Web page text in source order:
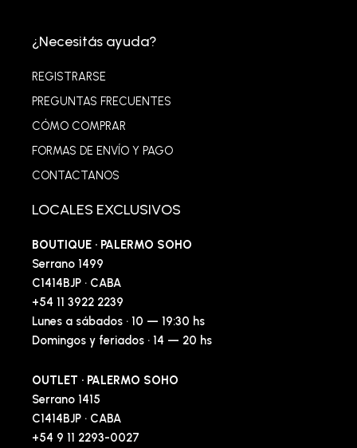
¿Necesitás ayuda?
REGISTRARSE
PREGUNTAS FRECUENTES
CÓMO COMPRAR
FORMAS DE ENVÍO Y PAGO
CONTACTANOS
LOCALES EXCLUSIVOS
BOUTIQUE · PALERMO SOHO
Serrano 1499
C1414BJP · CABA
+54 11 3922 2239
Lunes a sábados · 10 — 19:30 hs
Domingos y feriados · 14 — 20 hs
OUTLET · PALERMO SOHO
Serrano 1415
C1414BJP · CABA
+54 9 11 2293-0027